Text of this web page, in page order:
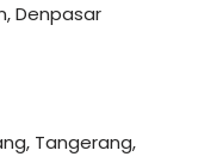
Denpasar
Tangerang,